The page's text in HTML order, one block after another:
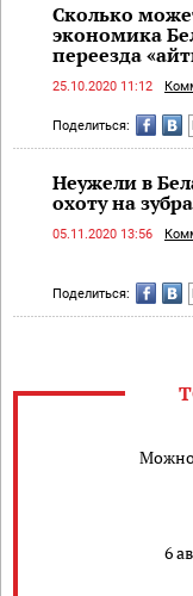
Сколько
экономика
переезда
25.10.2020 11:12
Поделиться:
Неужели в
охоту на
05.11.2020 13:56
Поделиться:
Можно
6